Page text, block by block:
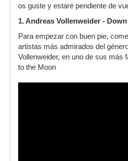
os guste y estaré pendiente de
1. Andreas Vollenweider -
Para empezar con buen pie,
artistas más admirados del
Vollenweider, en uno de sus más
to the Moon